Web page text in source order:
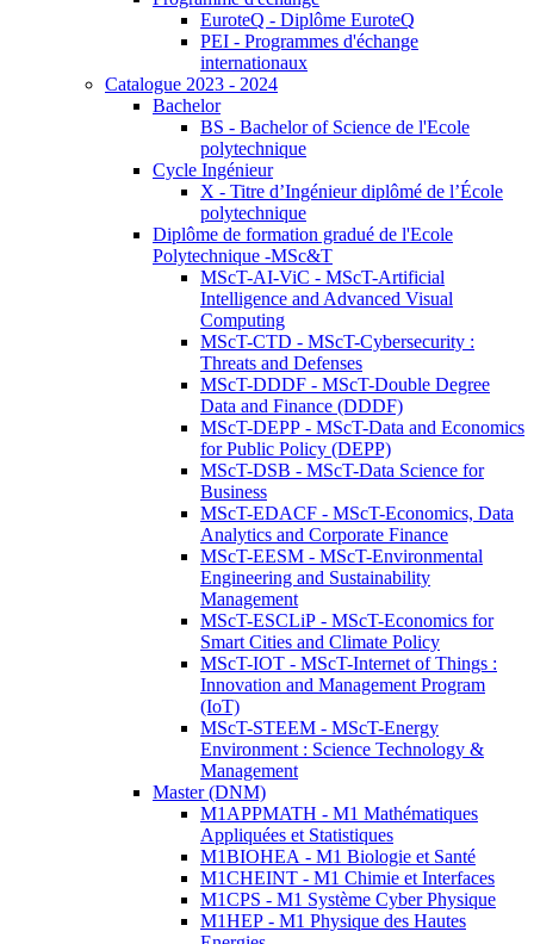
EuroteQ - Diplôme EuroteQ
PEI - Programmes d'échange
internationaux
Catalogue 2023 - 2024
Bachelor
BS - Bachelor of Science de l'Ecole
polytechnique
Cycle Ingénieur
X - Titre d’Ingénieur diplômé de l’École
polytechnique
Diplôme de formation gradué de l'Ecole
Polytechnique -MSc&T
MScT-AI-ViC - MScT-Artificial
Intelligence and Advanced Visual
Computing
MScT-CTD - MScT-Cybersecurity :
Threats and Defenses
MScT-DDDF - MScT-Double Degree
Data and Finance (DDDF)
MScT-DEPP - MScT-Data and Economics
for Public Policy (DEPP)
MScT-DSB - MScT-Data Science for
Business
MScT-EDACF - MScT-Economics, Data
Analytics and Corporate Finance
MScT-EESM - MScT-Environmental
Engineering and Sustainability
Management
MScT-ESCLiP - MScT-Economics for
Smart Cities and Climate Policy
MScT-IOT - MScT-Internet of Things :
Innovation and Management Program
(IoT)
MScT-STEEM - MScT-Energy
Environment : Science Technology &
Management
Master (DNM)
M1APPMATH - M1 Mathématiques
Appliquées et Statistiques
M1BIOHEA - M1 Biologie et Santé
M1CHEINT - M1 Chimie et Interfaces
M1CPS - M1 Système Cyber Physique
M1HEP - M1 Physique des Hautes